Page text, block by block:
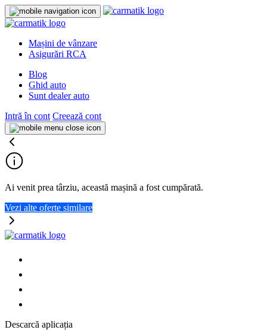
Mașini de vânzare
Asigurări RCA
Blog
Ghid auto
Sunt dealer auto
Intră în cont Creează cont
Ai venit prea târziu, această mașină a fost cumpărată.
Vezi alte oferte similare
Descarcă aplicația